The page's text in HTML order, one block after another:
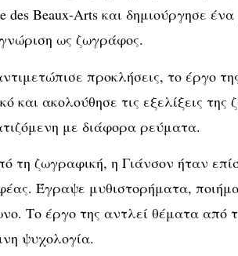
des Beaux-Arts και δημιούργησε
ως ζωγράφος.
προκλήσεις, το έργο
και ακολούθησε τις εξελίξεις
με διάφορα ρεύματα.
τη ζωγραφική, η Γιάνσον ήταν
Έγραψε μυθιστορήματα,
Το έργο της αντλεί θέματα από
ψυχολογία.